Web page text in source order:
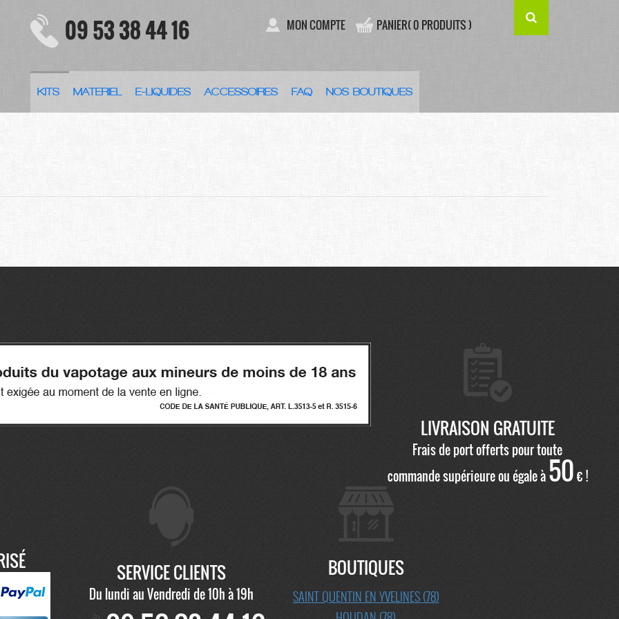
09 53 38 44 16 MON COMPTE PANIER( 0 PRODUITS )
KITS MATERIEL E-LIQUIDES ACCESSOIRES FAQ NOS BOUTIQUES
LIVRAISON GRATUITE
Frais de port offerts pour toute
commande supérieure ou égale à50€ !
SERVICE CLIENTS
Du lundi au Vendredi de 10h à 19h
BOUTIQUES
SAINT QUENTIN EN YVELINES (78)